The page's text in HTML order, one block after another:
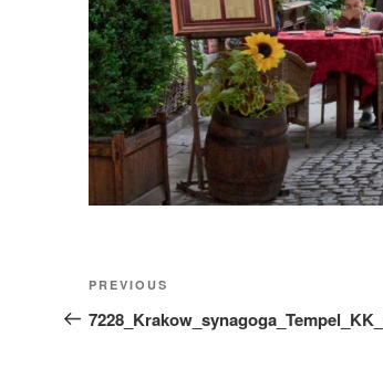
Nawigacja
wpisu
Previous
Post
PREVIOUS